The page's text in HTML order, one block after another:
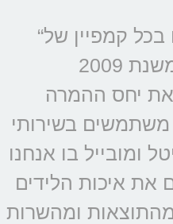
“מוצרי קולמי מוטמעים בכל קמפיין של
סלקום ונטוויז’ן, החל משנת 2009
יחס ההמרה
משתמשים בשירותי
ומובייל בו אנחנו
את איכות הלידים